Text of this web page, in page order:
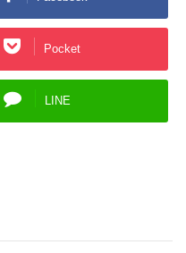
Pocket
LINE